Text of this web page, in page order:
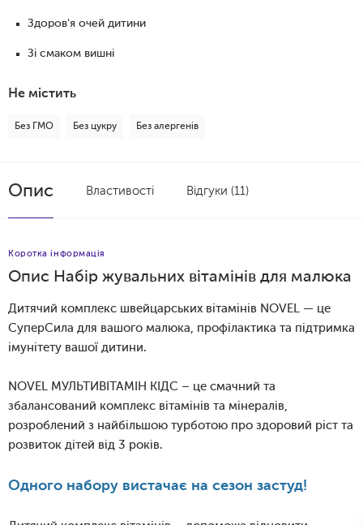
Здоров'я очей дитини
Зі смаком вишні
Не містить
Без ГМО Без цукру Без алергенів
Опис Властивості Відгуки (11)
Коротка інформація
Опис Набір жувальних вітамінів для малюка
Дитячий комплекс швейцарських вітамінів NOVEL — це
СуперСила для вашого малюка, профілактика та підтримка
імунітету вашої дитини.
NOVEL МУЛЬТИВІТАМІН КІДС – це смачний та
збалансований комплекс вітамінів та мінералів,
розроблений з найбільшою турботою про здоровий ріст та
розвиток дітей від 3 років.
Одного набору вистачає на сезон застуд!